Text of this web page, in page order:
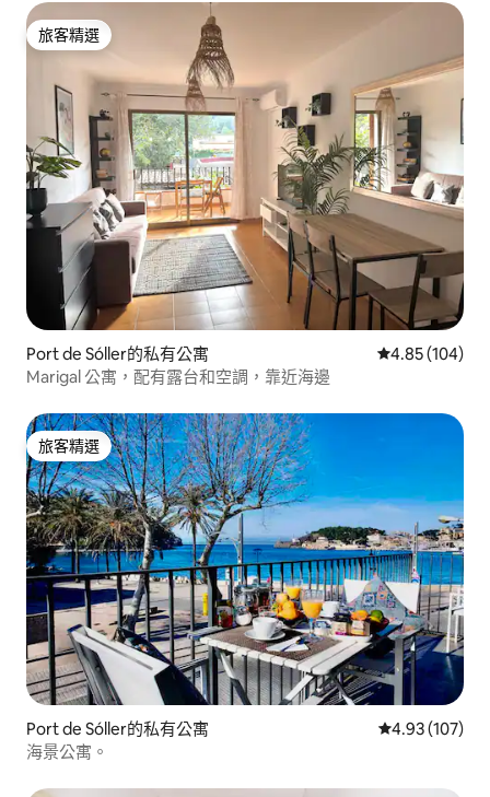
旅客精選
旅客精選
Port de Sóller的私有公寓 從 104 則評價
4.85 (104)
Marigal 公寓，配有露台和空調，靠近海邊
旅客精選
旅客精選
Port de Sóller的私有公寓 從 107 則評價
4.93 (107)
海景公寓。